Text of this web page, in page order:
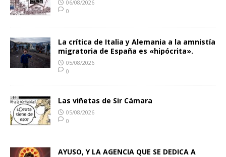
06/08/2026
0
La crítica de Italia y Alemania a la amnistía
migratoria de España es «hipócrita».
05/08/2026
0
Las viñetas de Sir Cámara
05/08/2026
0
AYUSO, Y LA AGENCIA QUE SE DEDICA A